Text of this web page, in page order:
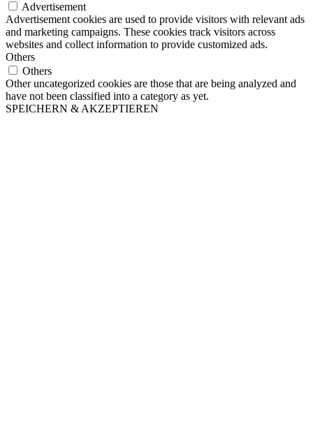
Advertisement
Advertisement cookies are used to provide visitors with relevant ads
and marketing campaigns. These cookies track visitors across
websites and collect information to provide customized ads.
Others
Others
Other uncategorized cookies are those that are being analyzed and
have not been classified into a category as yet.
SPEICHERN & AKZEPTIEREN